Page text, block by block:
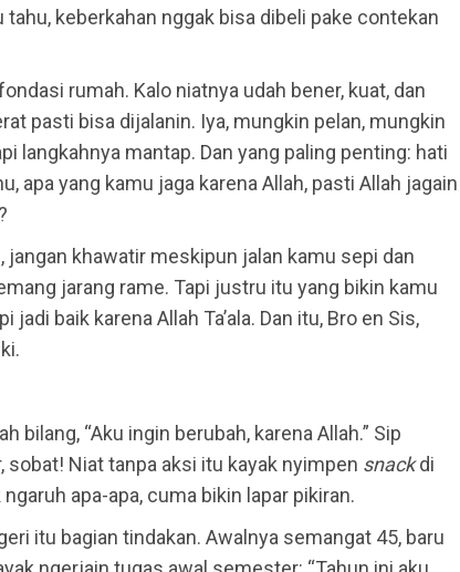
tahu, keberkahan nggak bisa dibeli pake contekan
rumah. Kalo niatnya udah bener, kuat, dan
pasti bisa dijalanin. Iya, mungkin pelan, mungkin
langkahnya mantap. Dan yang paling penting: hati
apa yang kamu jaga karena Allah, pasti Allah jagain
jangan khawatir meskipun jalan kamu sepi dan
jarang rame. Tapi justru itu yang bikin kamu
baik karena Allah Ta’ala. Dan itu, Bro en Sis,
bilang, “Aku ingin berubah, karena Allah.” Sip
sobat! Niat tanpa aksi itu kayak nyimpen snackdi
apa-apa, cuma bikin lapar pikiran.
itu bagian tindakan. Awalnya semangat 45, baru